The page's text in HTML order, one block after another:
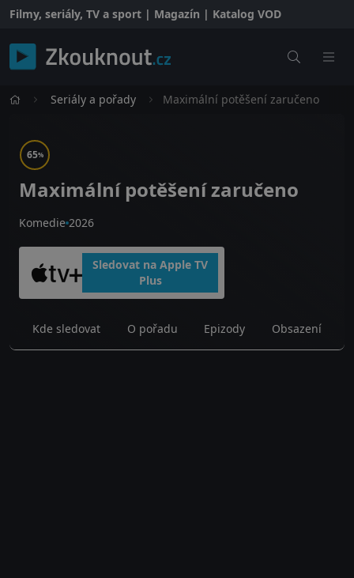
Filmy, seriály, TV a sport | Magazín | Katalog VOD
Seriály a pořady Maximální potěšení zaručeno
65%
Maximální potěšení zaručeno
Komedie 2026
Sledovat na Apple TV
Plus
Kde sledovat O pořadu Epizody Obsazení